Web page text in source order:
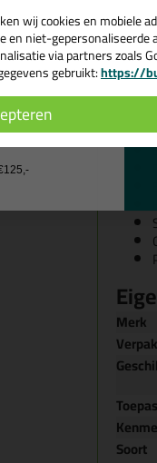
Merk
Soort
wij cookies en mobiele
en niet-
via partners zoals
gebruikt:https://
›